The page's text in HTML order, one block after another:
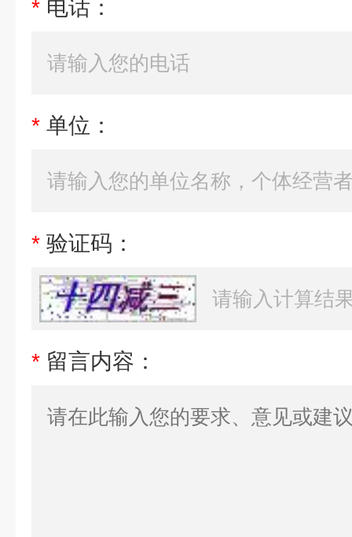
* 电话：
* 单位：
* 验证码：
* 留言内容：